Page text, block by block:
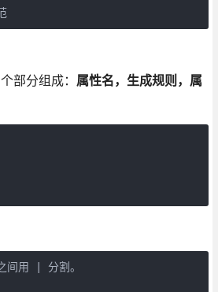
部分组成： 属性名，生成规则，属
间用 | 分割。